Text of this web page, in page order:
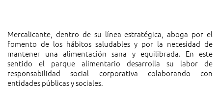
Mercalicante, dentro de su línea estratégica, aboga por el
fomento de los hábitos saludables y por la necesidad de
mantener una alimentación sana y equilibrada. En este
sentido el parque alimentario desarrolla su labor de
responsabilidad social corporativa colaborando con
entidades públicas y sociales.